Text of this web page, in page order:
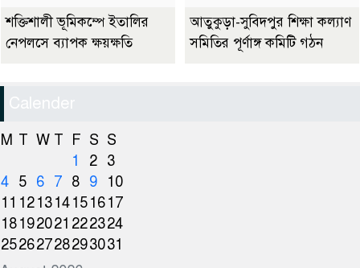
শক্তিশালী ভূমিকম্পে ইতালির
নেপলসে ব্যাপক ক্ষয়ক্ষতি
আতুকুড়া-সুবিদপুর শিক্ষা কল্যাণ
সমিতির পূর্ণাঙ্গ কমিটি গঠন
Calender
M T W T F S S
1
2 3
4 5 6 7 8 9
10
11 121314151617
18192021 222324
25262728293031